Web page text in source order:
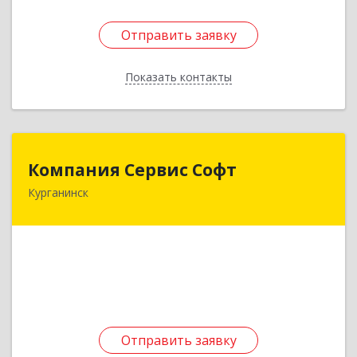
Отправить заявку
Показать контакты
Отправить заявку
Назад
Компания Сервис Софт
Курганинск
Отправить заявку
Компания Сервис Софт
352430, Краснодарский край, Курганинск г,
Отправить заявку